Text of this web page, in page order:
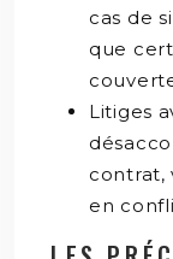
cas de
que
Litiges
contrat,
en